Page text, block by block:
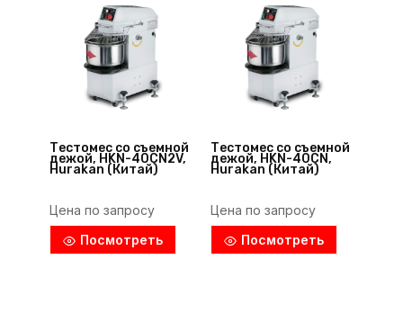
Тестомес со съемной
дежой, HKN-40CN2V,
Hurakan (Китай)
Цена по запросу
Посмотреть
Тестомес со съемной
дежой, HKN-40CN,
Hurakan (Китай)
Цена по запросу
Посмотреть